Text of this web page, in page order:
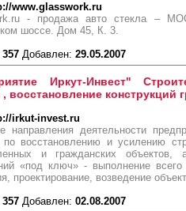
www.glasswork.ru
- продажа авто стекла –
шоссе. Дом 45, К. 3.
357 Добавлен: 29.05.2007
Иркут-Инвест"
восстановление конструкций
irkut-invest.ru
направления деятельности
по восстановлению и усилению
и гражданских объектов,
«под ключ» - выполнение
проектирование, возведение
357 Добавлен: 02.08.2007